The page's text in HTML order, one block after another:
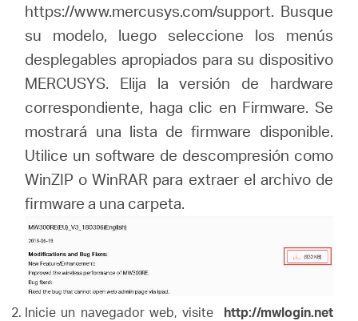
https://www.mercusys.com/support. Busque
su modelo, luego seleccione los menús
desplegables apropiados para su dispositivo
MERCUSYS. Elija la versión de hardware
correspondiente, haga clic en Firmware. Se
mostrará una lista de firmware disponible.
Utilice un software de descompresión como
WinZIP o WinRAR para extraer el archivo de
firmware a una carpeta.
Inicie un navegador web, visite http://mwlogin.net